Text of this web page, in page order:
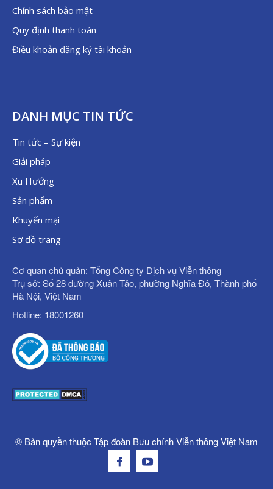
Chính sách bảo mật
Quy định thanh toán
Điều khoản đăng ký tài khoản
DANH MỤC TIN TỨC
Tin tức – Sự kiện
Giải pháp
Xu Hướng
Sản phẩm
Khuyến mại
Sơ đồ trang
Cơ quan chủ quản: Tổng Công ty Dịch vụ Viễn thông
Trụ sở: Số 28 đường Xuân Tảo, phường Nghĩa Đô, Thành phố
Hà Nội, Việt Nam
Hotline: 18001260
© Bản quyền thuộc Tập đoàn Bưu chính Viễn thông Việt Nam